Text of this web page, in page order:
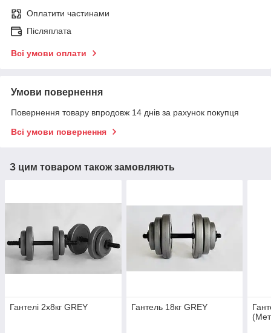
Оплатити частинами
Післяплата
Всі умови оплати
Умови повернення
Повернення товару впродовж 14 днів за рахунок покупця
Всі умови повернення
З цим товаром також замовляють
Гантелі 2х8кг GREY Гантель 18кг GREY